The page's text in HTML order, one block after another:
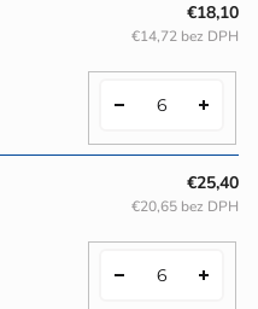
€18,10
€14,72 bez DPH
€25,40
€20,65 bez DPH